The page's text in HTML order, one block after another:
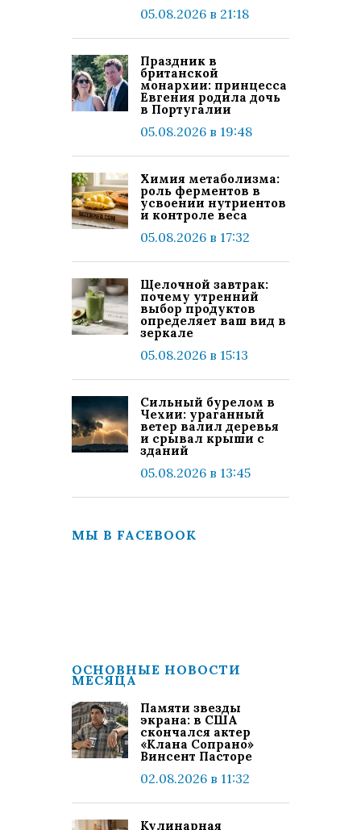
05.08.2026 в 21:18
Праздник в
британской
монархии: принцесса
Евгения родила дочь
в Португалии
05.08.2026 в 19:48
Химия метаболизма:
роль ферментов в
усвоении нутриентов
и контроле веса
05.08.2026 в 17:32
Щелочной завтрак:
почему утренний
выбор продуктов
определяет ваш вид в
зеркале
05.08.2026 в 15:13
Сильный бурелом в
Чехии: ураганный
ветер валил деревья
и срывал крыши с
зданий
05.08.2026 в 13:45
МЫ В FACEBOOK
ОСНОВНЫЕ НОВОСТИ
МЕСЯЦА
Памяти звезды
экрана: в США
скончался актер
«Клана Сопрано»
Винсент Пасторе
02.08.2026 в 11:32
Кулинарная